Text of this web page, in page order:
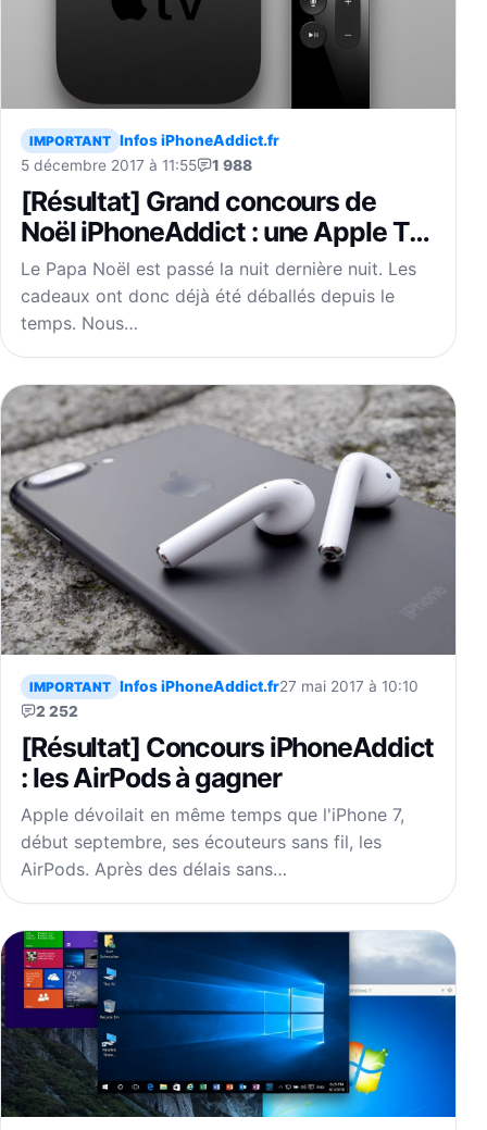
IMPORTANT Infos iPhoneAddict.fr
5 décembre 2017 à 11:55
1 988
[Résultat] Grand concours de
Noël iPhoneAddict : une Apple TV
4k 64Go + 200€ de carte iTunes à
gagner
Le Papa Noël est passé la nuit dernière nuit. Les
cadeaux ont donc déjà été déballés depuis le
temps. Nous…
IMPORTANT Infos iPhoneAddict.fr27 mai 2017 à 10:10
2 252
[Résultat] Concours iPhoneAddict
: les AirPods à gagner
Apple dévoilait en même temps que l'iPhone 7,
début septembre, ses écouteurs sans fil, les
AirPods. Après des délais sans…